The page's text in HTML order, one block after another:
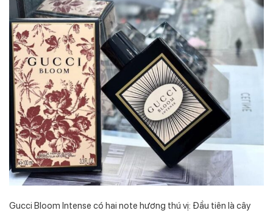
Gucci Bloom Intense có hai note hương thú vị: Đầu tiên là cây